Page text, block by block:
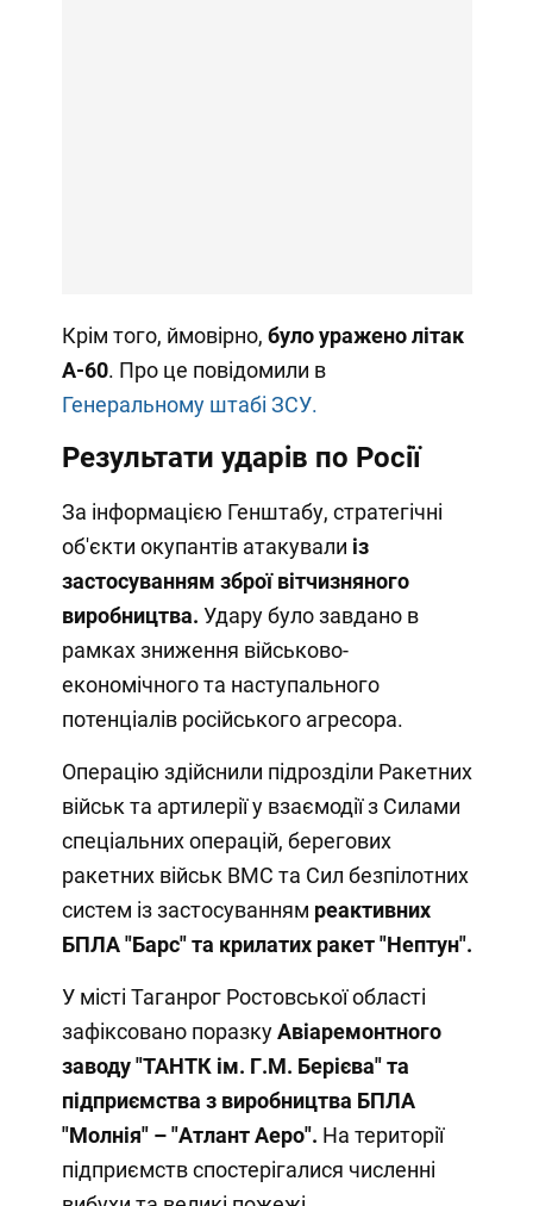
Крім того, ймовірно, було уражено літак
А-60. Про це повідомили в
Генеральному штабі ЗСУ.
Результати ударів по Росії
За інформацією Генштабу, стратегічні
об'єкти окупантів атакували із
застосуванням зброї вітчизняного
виробництва. Удару було завдано в
рамках зниження військово-
економічного та наступального
потенціалів російського агресора.
Операцію здійснили підрозділи Ракетних
військ та артилерії у взаємодії з Силами
спеціальних операцій, берегових
ракетних військ ВМС та Сил безпілотних
систем із застосуванням реактивних
БПЛА "Барс" та крилатих ракет "Нептун".
У місті Таганрог Ростовської області
зафіксовано поразкуАвіаремонтного
заводу "ТАНТК ім. Г.М. Берієва" та
підприємства з виробництва БПЛА
"Молнія" – "Атлант Аеро". На території
підприємств спостерігалися численні